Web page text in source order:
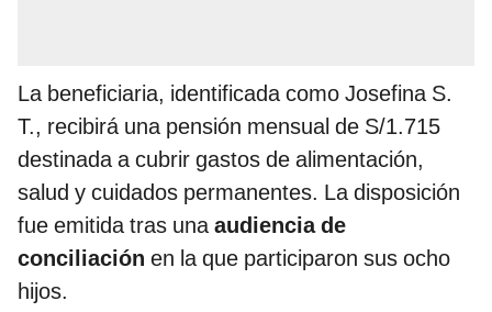
La beneficiaria, identificada como Josefina S.
T., recibirá una pensión mensual de S/1.715
destinada a cubrir gastos de alimentación,
salud y cuidados permanentes. La disposición
fue emitida tras unaaudiencia de
conciliación en la que participaron sus ocho
hijos.